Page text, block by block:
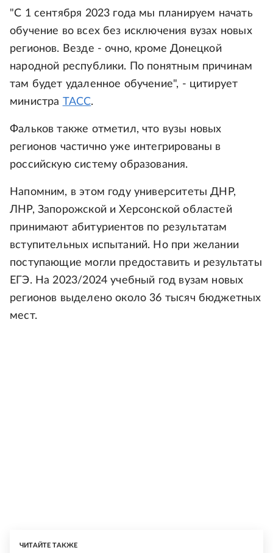
"С 1 сентября 2023 года мы планируем начать
обучение во всех без исключения вузах новых
регионов. Везде - очно, кроме Донецкой
народной республики. По понятным причинам
там будет удаленное обучение", - цитирует
министра
ТАСС.
Фальков также отметил, что вузы новых
регионов частично уже интегрированы в
российскую систему образования.
Напомним, в этом году университеты ДНР,
ЛНР, Запорожской и Херсонской областей
принимают абитуриентов по результатам
вступительных испытаний. Но при желании
поступающие могли предоставить и результаты
ЕГЭ. На 2023/2024 учебный год вузам новых
регионов выделено около 36 тысяч бюджетных
мест.
ЧИТАЙТЕ ТАКЖЕ